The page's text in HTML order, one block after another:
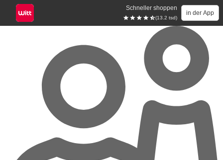
Schneller shoppen
(13.2 tsd)
in der App